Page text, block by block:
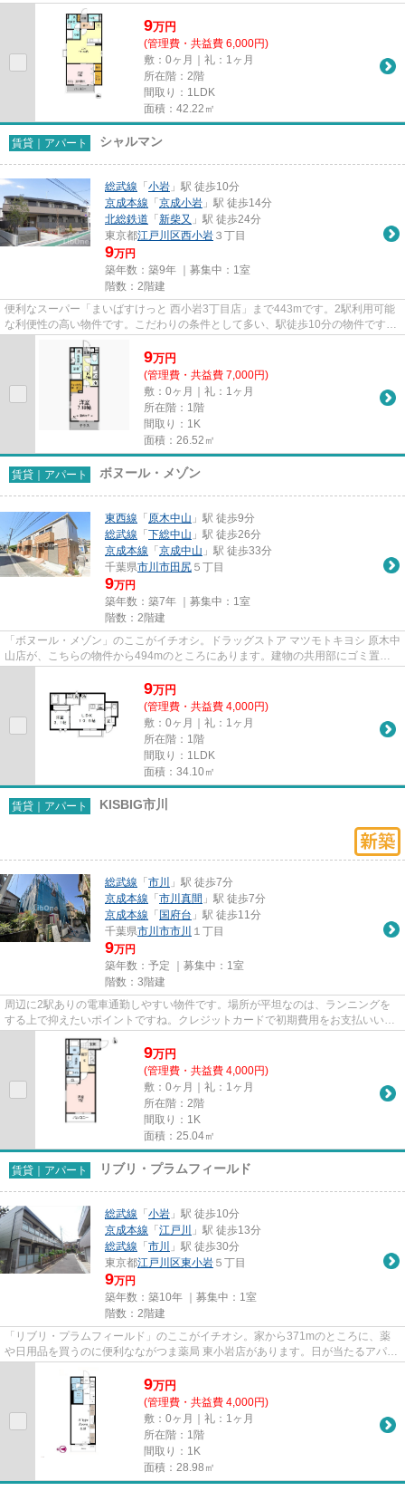
ます。こちらは自走式駐車場付...
9万円
(管理費・共益費 6,000円)
敷：0ヶ月｜礼：1ヶ月
所在階：2階
間取り：1LDK
面積：42.22㎡
賃貸｜アパート シャルマン
総武線 「 小岩 」駅 徒歩10分
京成本線 「 京成小岩 」駅 徒歩14分
北総鉄道 「 新柴又 」駅 徒歩24分
東京都江戸川区西小岩 ３丁目
9万円
築年数：築9年 ｜募集中： 1室
階数：2階建
便利なスーパー「まいばすけっと 西小岩3丁目店」まで443mです。2駅利用可能
な利便性の高い物件です。こだわりの条件として多い、駅徒歩10分の物件です。
こちらの物件はアパートです。...
9万円
(管理費・共益費 7,000円)
敷：0ヶ月｜礼：1ヶ月
所在階：1階
間取り：1K
面積：26.52㎡
賃貸｜アパート ボヌール・メゾン
東西線 「 原木中山 」駅 徒歩9分
総武線 「 下総中山 」駅 徒歩26分
京成本線 「 京成中山 」駅 徒歩33分
千葉県市川市田尻 ５丁目
9万円
築年数：築7年 ｜募集中： 1室
階数：2階建
「ボヌール・メゾン」のここがイチオシ。ドラッグストア マツモトキヨシ 原木中
山店が、こちらの物件から494mのところにあります。建物の共用部にゴミ置き
9万円
(管理費・共益費 4,000円)
敷：0ヶ月｜礼：1ヶ月
所在階：1階
間取り：1LDK
面積：34.10㎡
賃貸｜アパート KISBIG市川
総武線 「 市川
」駅 徒歩7分
京成本線 「 市川真間 」駅 徒歩7分
京成本線 「 国府台 」駅 徒歩11分
千葉県市川市市川 １丁目
9万円
築年数：予定 ｜募集中： 1室
階数：3階建
周辺に2駅ありの電車通勤しやすい物件です。場所が平坦なのは、ランニングを
する上で抑えたいポイントですね。クレジットカードで初期費用をお支払いいた
だける物件です。こちらの物件...
9万円
(管理費・共益費 4,000円)
敷：0ヶ月｜礼：1ヶ月
所在階：2階
間取り：1K
面積：25.04㎡
賃貸｜アパート リブリ・プラムフィールド
総武線 「 小岩 」駅 徒歩10分
京成本線 「 江戸川
」駅 徒歩13分
総武線 「 市川
」駅 徒歩30分
東京都江戸川区東小岩 ５丁目
9万円
築年数：築10年 ｜募集中： 1室
階数：2階建
「リブリ・プラムフィールド」のここがイチオシ。家から371mのところに、薬
や日用品を買うのに便利なながつま薬局 東小岩店があります。日が当たるアパー
9万円
(管理費・共益費 4,000円)
敷：0ヶ月｜礼：1ヶ月
所在階：1階
間取り：1K
面積：28.98㎡